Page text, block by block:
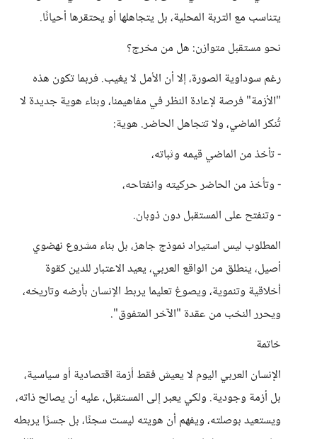
يتناسب مع التربة المحلية، بل يتجاهلها أو يحتقرها أحيانًا.
نحو مستقبل متوازن: هل من مخرج؟
رغم سوداوية الصورة، إلا أن الأمل لا يغيب. فربما تكون هذه
"الأزمة" فرصة لإعادة النظر في مفاهيمنا، وبناء هوية جديدة لا
تُنكر الماضي، ولا تتجاهل الحاضر. هوية:
- تأخذ من الماضي قيمه وثباته،
- وتأخذ من الحاضر حركيته وانفتاحه،
- وتنفتح على المستقبل دون ذوبان.
المطلوب ليس استيراد نموذج جاهز، بل بناء مشروع نهضوي
أصيل، ينطلق من الواقع العربي، يعيد الاعتبار للدين كقوة
أخلاقية وتنموية، ويصوغ تعليما يربط الإنسان بأرضه وتاريخه،
ويحرر النخب من عقدة "الآخر المتفوق".
خاتمة
الإنسان العربي اليوم لا يعيش فقط أزمة اقتصادية أو سياسية،
بل أزمة وجودية. ولكي يعبر إلى المستقبل، عليه أن يصالح ذاته،
ويستعيد بوصلته، ويفهم أن هويته ليست سجنًا، بل جسرًا يربطه